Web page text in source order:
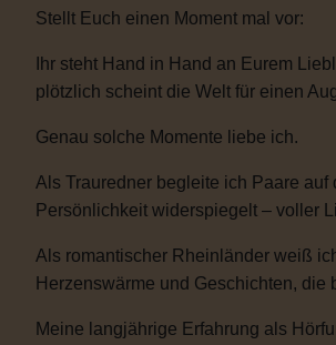
Stellt Euch einen Moment mal vor:
Ihr steht Hand in Hand an Eurem
plötzlich scheint die Welt für einen
Genau solche Momente liebe ich.
Als Trauredner begleite ich Paare
Persönlichkeit widerspiegelt – voller
Als romantischer Rheinländer weiß
Herzenswärme und Geschichten, die
Meine langjährige Erfahrung als